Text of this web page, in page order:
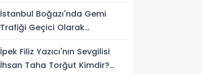
İstanbul Boğazı'nda Gemi
Trafiği Geçici Olarak
İpek Filiz Yazıcı'nın Sevgilisi
İhsan Taha Torğut Kimdir?